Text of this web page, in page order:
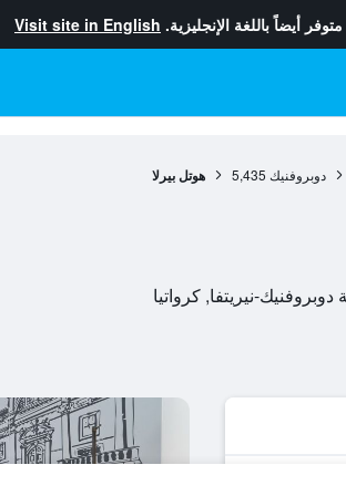
متوفر أيضاً باللغة الإنجليزية. Visit site in English
دوبروفنيك 5,435 هوتل بيرلا